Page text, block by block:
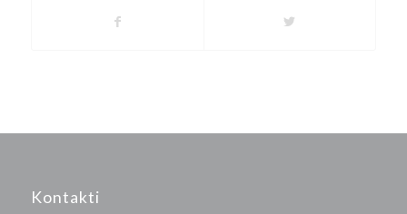
Kontakti